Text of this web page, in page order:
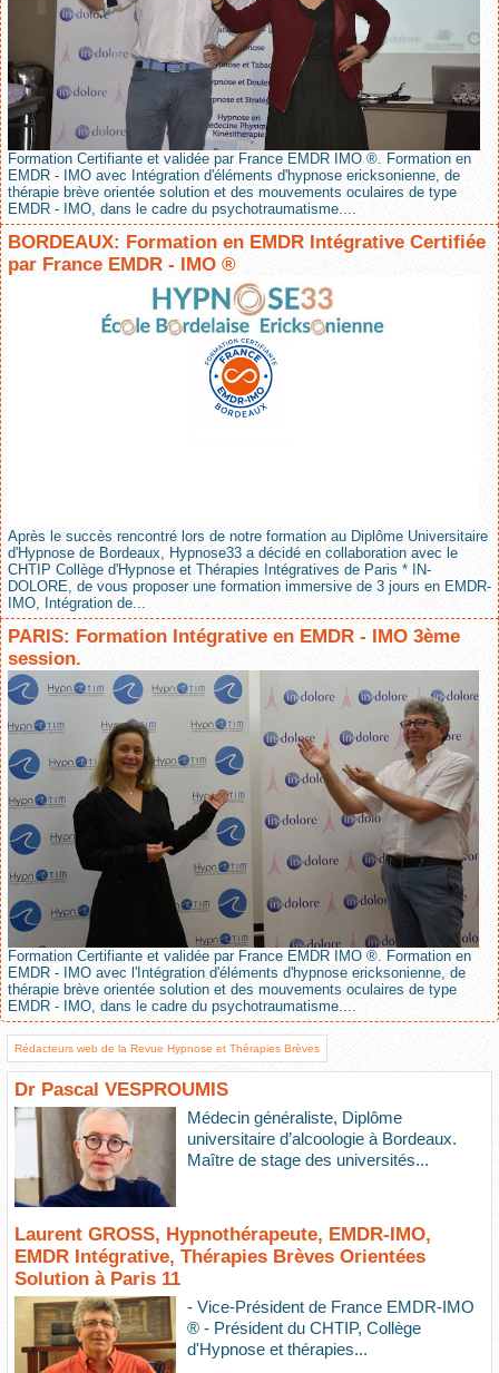
Formation Certifiante et validée par France EMDR IMO ®. Formation en
EMDR - IMO avec Intégration d'éléments d'hypnose ericksonienne, de
thérapie brève orientée solution et des mouvements oculaires de type
EMDR - IMO, dans le cadre du psychotraumatisme....
BORDEAUX: Formation en EMDR Intégrative Certifiée
par France EMDR - IMO ®
Après le succès rencontré lors de notre formation au Diplôme Universitaire
d'Hypnose de Bordeaux, Hypnose33 a décidé en collaboration avec le
CHTIP Collège d'Hypnose et Thérapies Intégratives de Paris * IN-
DOLORE, de vous proposer une formation immersive de 3 jours en EMDR-
IMO, Intégration de...
PARIS: Formation Intégrative en EMDR - IMO 3ème
session.
Formation Certifiante et validée par France EMDR IMO ®. Formation en
EMDR - IMO avec l'Intégration d'éléments d'hypnose ericksonienne, de
thérapie brève orientée solution et des mouvements oculaires de type
EMDR - IMO, dans le cadre du psychotraumatisme....
Rédacteurs web de la Revue Hypnose et Thérapies Brèves
Dr Pascal VESPROUMIS
Médecin généraliste, Diplôme
universitaire d’alcoologie à Bordeaux.
Maître de stage des universités...
Laurent GROSS, Hypnothérapeute, EMDR-IMO,
EMDR Intégrative, Thérapies Brèves Orientées
Solution à Paris 11
- Vice-Président de France EMDR-IMO
® - Président du CHTIP, Collège
d'Hypnose et thérapies...